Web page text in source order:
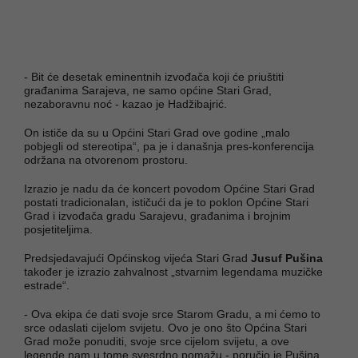
- Bit će desetak eminentnih izvođača koji će priuštiti
građanima Sarajeva, ne samo općine Stari Grad,
nezaboravnu noć - kazao je Hadžibajrić.
On ističe da su u Općini Stari Grad ove godine „malo
pobjegli od stereotipa“, pa je i današnja pres-konferencija
održana na otvorenom prostoru.
Izrazio je nadu da će koncert povodom Općine Stari Grad
postati tradicionalan, ističući da je to poklon Općine Stari
Grad i izvođača gradu Sarajevu, građanima i brojnim
posjetiteljima.
Predsjedavajući Općinskog vijeća Stari Grad Jusuf Pušina
također je izrazio zahvalnost „stvarnim legendama muzičke
estrade“.
- Ova ekipa će dati svoje srce Starom Gradu, a mi ćemo to
srce odaslati cijelom svijetu. Ovo je ono što Općina Stari
Grad može ponuditi, svoje srce cijelom svijetu, a ove
legende nam u tome svesrdno pomažu - poručio je Pušina.